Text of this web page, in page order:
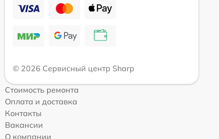
© 2026 Сервисный центр Sharp
Стоимость ремонта
Оплата и доставка
Контакты
Вакансии
О компании